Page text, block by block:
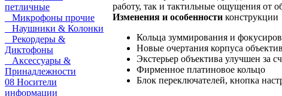
петличные
Микрофоны прочие
Наушники & Колонки
Рекордеры &
Диктофоны
Аксессуары &
Принадлежности
08 Носители
информации
работу, так и тактильные ощущения от
Изменения и особенности конструкции
Кольца зуммирования и
Новые очертания корпуса
Экстерьер объектива улучшен за
Фирменное платиновое кольцо
Блок переключателей, кнопка